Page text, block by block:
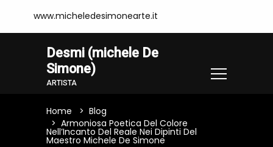
www.micheledesimonearte.it
Desmi (michele De
Simone)
ARTISTA
Home
Blog
Armoniosa Poetica Del Colore
Nell’Incanto Del Reale Nei Dipinti Del
Maestro Michele De Simone